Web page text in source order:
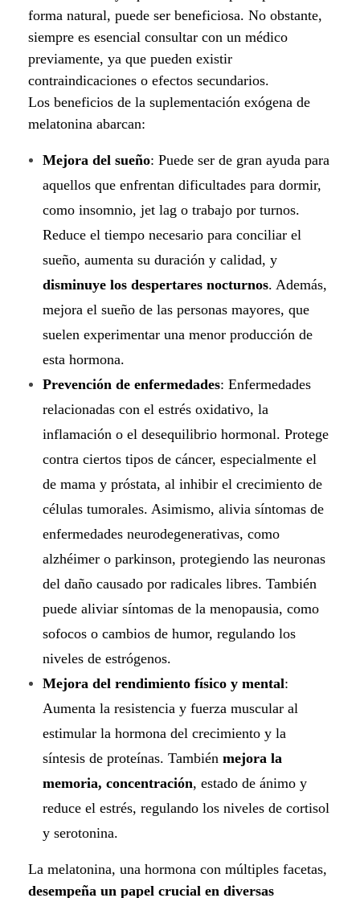
forma natural, puede ser beneficiosa. No obstante,
siempre es esencial consultar con un médico
previamente, ya que pueden existir
contraindicaciones o efectos secundarios.
Los beneficios de la suplementación exógena de
melatonina abarcan:
Mejora del sueño: Puede ser de gran ayuda para
aquellos que enfrentan dificultades para dormir,
como insomnio, jet lag o trabajo por turnos.
Reduce el tiempo necesario para conciliar el
sueño, aumenta su duración y calidad, y
disminuye los despertares nocturnos. Además,
mejora el sueño de las personas mayores, que
suelen experimentar una menor producción de
esta hormona.
Prevención de enfermedades: Enfermedades
relacionadas con el estrés oxidativo, la
inflamación o el desequilibrio hormonal. Protege
contra ciertos tipos de cáncer, especialmente el
de mama y próstata, al inhibir el crecimiento de
células tumorales. Asimismo, alivia síntomas de
enfermedades neurodegenerativas, como
alzhéimer o parkinson, protegiendo las neuronas
del daño causado por radicales libres. También
puede aliviar síntomas de la menopausia, como
sofocos o cambios de humor, regulando los
niveles de estrógenos.
Mejora del rendimiento físico y mental:
Aumenta la resistencia y fuerza muscular al
estimular la hormona del crecimiento y la
síntesis de proteínas. También mejora la
memoria, concentración, estado de ánimo y
reduce el estrés, regulando los niveles de cortisol
y serotonina.
La melatonina, una hormona con múltiples facetas,
desempeña un papel crucial en diversas